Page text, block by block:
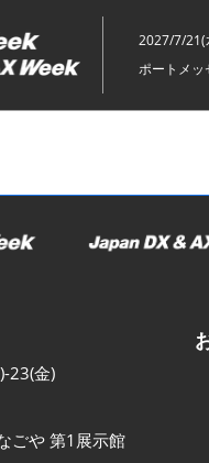
2027/7/21(
ポートメッ
23(金)
ごや 第1展示館